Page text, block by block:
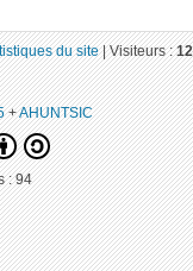
du site|Visiteurs :
+AHUNTSIC
:94